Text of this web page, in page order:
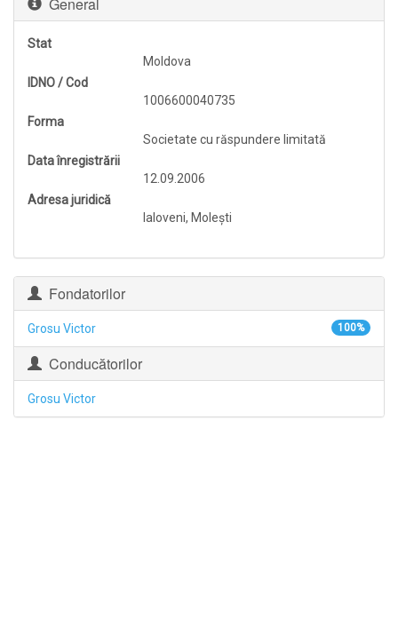
Stat
Moldova
IDNO / Cod
1006600040735
Forma
Societate cu răspundere limitată
Data înregistrării
12.09.2006
Adresa juridică
Ialoveni, Moleşti
Fondatorilor
Grosu Victor 100%
Conducătorilor
Grosu Victor